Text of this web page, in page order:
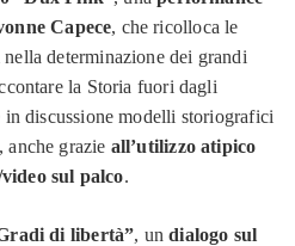
Capece, che ricolloca le
determinazione dei grandi
la Storia fuori dagli
in discussione modelli storiografici
anche grazie all’utilizzo atipico
sul palco.
di libertà”, undialogo sul